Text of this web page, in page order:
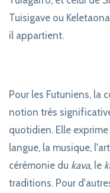
Tuisigave ou
il appartient.
Pour les Futuniens, la
notion très
quotidien. Elle
langue, la musique,
cérémonie du kava, le
traditions. Pour